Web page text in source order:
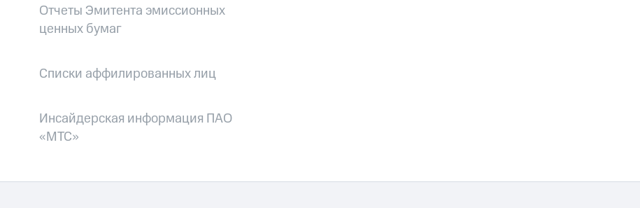
Отчеты Эмитента эмиссионных
ценных бумаг
Списки аффилированных лиц
Инсайдерская информация ПАО
«МТС»